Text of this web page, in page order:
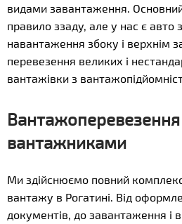
видами завантаження.
правило ззаду, але у нас є авто
навантаження збоку і верхнім
перевезення великих і
вантажівки з
Вантажоперевезення
вантажниками
Ми здійснюємо повний
вантажу в Рогатині. Від
документів, до завантаження і